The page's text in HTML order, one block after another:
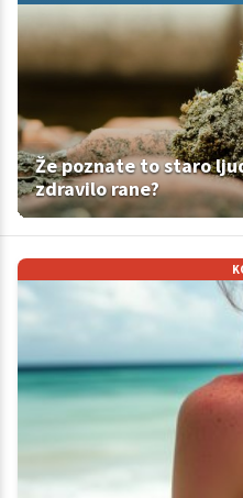
Že poznate to staro
zdravilo rane?